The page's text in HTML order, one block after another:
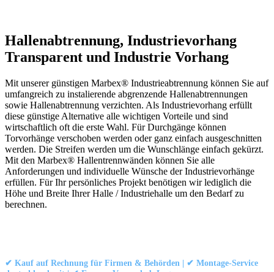
Hallenabtrennung, Industrievorhang
Transparent und Industrie Vorhang
Mit unserer günstigen Marbex® Industrieabtrennung können Sie auf
umfangreich zu instalierende abgrenzende Hallenabtrennungen
sowie Hallenabtrennung verzichten. Als Industrievorhang erfüllt
diese günstige Alternative alle wichtigen Vorteile und sind
wirtschaftlich oft die erste Wahl. Für Durchgänge können
Torvorhänge verschoben werden oder ganz einfach ausgeschnitten
werden. Die Streifen werden um die Wunschlänge einfach gekürzt.
Mit den Marbex® Hallentrennwänden können Sie alle
Anforderungen und individuelle Wünsche der Industrievorhänge
erfüllen. Für Ihr persönliches Projekt benötigen wir lediglich die
Höhe und Breite Ihrer Halle / Industriehalle um den Bedarf zu
berechnen.
✔ Kauf auf Rechnung für Firmen & Behörden | ✔ Montage-Service